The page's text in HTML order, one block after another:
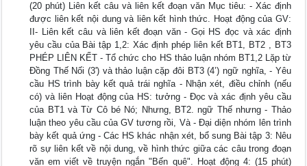
(20 phút) Liên kết câu và liên kết đoạn văn Mục tiêu: - Xác định
được liên kết nội dung và liên kết hình thức. Hoạt động của GV:
II- Liên kết câu và liên kết đoạn văn - Gọi HS đọc và xác định
yêu cầu của Bài tập 1,2: Xác định phép liên kết BT1, BT2 , BT3
PHÉP LIÊN KẾT - Tổ chức cho HS thảo luận nhóm BT1,2 Lặp từ
Đồng Thế Nối (3') và thảo luận cặp đôi BT3 (4’) ngữ nghĩa, - Yêu
cầu HS trình bày kết quả trái nghĩa - Nhận xét, điều chỉnh (nếu
có) và liên Hoạt động của HS: tưởng - Đọc và xác định yêu cầu
của BT1 và Từ Cô bé Nó; Nhưng, BT2. ngữ Thế nhưng - Thảo
luận theo yêu cầu của GV tương rồi, Và - Đại diện nhóm lên trình
bày kết quả ứng - Các HS khác nhận xét, bổ sung Bài tập 3: Nêu
rõ sự liên kết về nội dung, về hình thức giữa các câu trong đoạn
văn em viết về truyện ngắn "Bến quê". Hoạt động 4: (15 phút)